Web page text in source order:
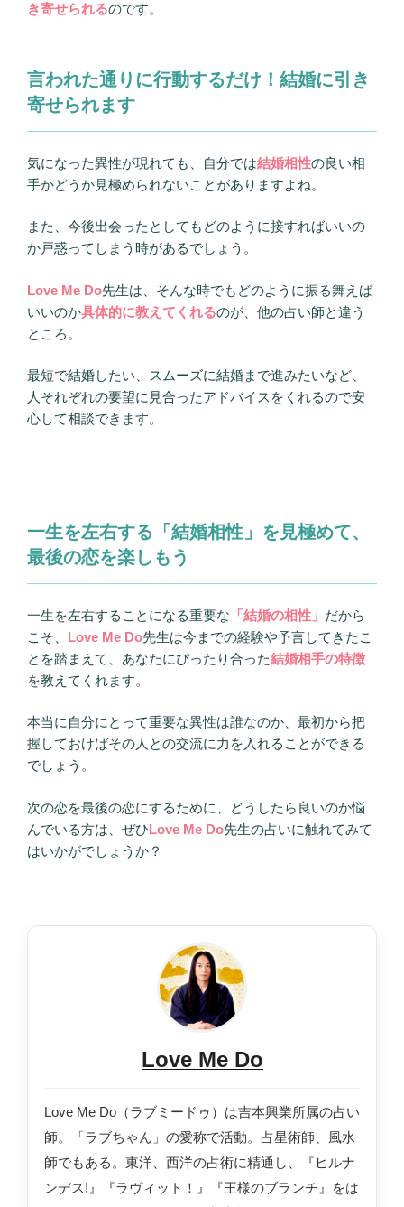
き寄せられるのです。
言われた通りに行動するだけ！結婚に引き
寄せられます
気になった異性が現れても、自分では結婚相性の良い相
手かどうか見極められないことがありますよね。
また、今後出会ったとしてもどのように接すればいいの
か戸惑ってしまう時があるでしょう。
Love Me Do先生は、そんな時でもどのように振る舞えば
いいのか具体的に教えてくれるのが、他の占い師と違う
ところ。
最短で結婚したい、スムーズに結婚まで進みたいなど、
人それぞれの要望に見合ったアドバイスをくれるので安
心して相談できます。
一生を左右する「結婚相性」を見極めて、
最後の恋を楽しもう
一生を左右することになる重要な 「結婚の相性」 だから
こそ、 Love Me Do先生は今までの経験や予言してきたこ
とを踏まえて、あなたにぴったり合った結婚相手の特徴
を教えてくれます。
本当に自分にとって重要な異性は誰なのか、最初から把
握しておけばその人との交流に力を入れることができる
でしょう。
次の恋を最後の恋にするために、どうしたら良いのか悩
んでいる方は、ぜひLove Me Do先生の占いに触れてみて
はいかがでしょうか？
Love Me Do
Love Me Do（ラブミードゥ）は吉本興業所属の占い
師。「ラブちゃん」の愛称で活動。占星術師、風水
師でもある。東洋、西洋の占術に精通し、『ヒルナ
ンデス!』『ラヴィット！』『王様のブランチ』をは